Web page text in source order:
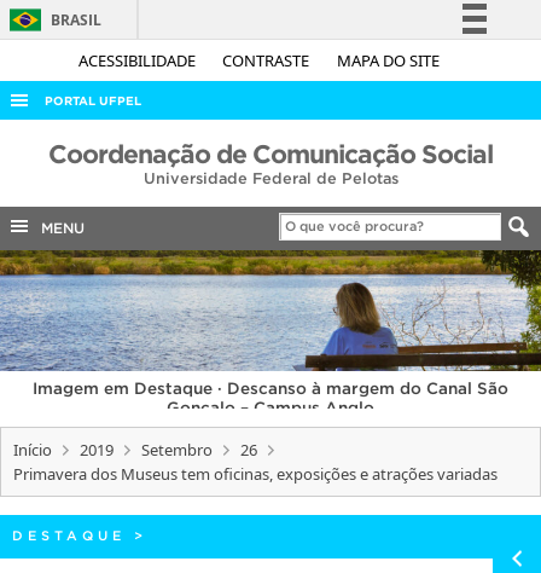
ACESSIBILIDADE CONTRASTE MAPA DO SITE
BRASIL
Simplifique!
Acesso à informação
Legislação
Canais
PORTAL UFPEL
ACESSO À INFORMAÇÃO
COBALTO
CONCURSOS
EDITAIS
INTERNACIONAL
OUVIDORIA
PORTARIAS
TELEFONES
Coordenação de Comunicação Social
Universidade Federal de Pelotas
MENU
Imagem em Destaque · Descanso à margem do Canal São
Gonçalo – Campus Anglo
Início 2019 Setembro
26
Primavera dos Museus tem oficinas, exposições e atrações variadas
DESTAQUE >